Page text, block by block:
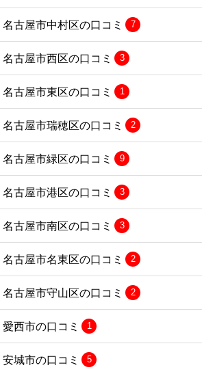
名古屋市中村区の口コミ 7
名古屋市西区の口コミ 3
名古屋市東区の口コミ 1
名古屋市瑞穂区の口コミ 2
名古屋市緑区の口コミ 9
名古屋市港区の口コミ 3
名古屋市南区の口コミ 3
名古屋市名東区の口コミ 2
名古屋市守山区の口コミ 2
愛西市の口コミ 1
安城市の口コミ 5